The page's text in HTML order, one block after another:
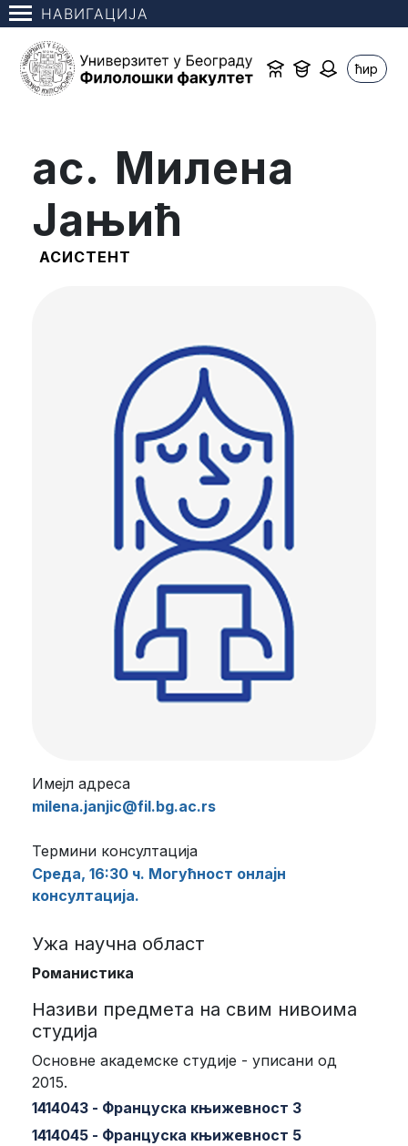
НАВИГАЦИЈА
ћир
ас. Милена
Јањић
АСИСТЕНТ
Имејл адреса
milena.janjic@fil.bg.ac.rs
Термини консултација
Среда, 16:30 ч. Могућност онлајн
консултација.
Ужа научна област
Романистика
Називи предмета на свим нивоима
студија
Основне академске студије - уписани од
2015.
1414043 - Француска књижевност 3
1414045 - Француска књижевност 5